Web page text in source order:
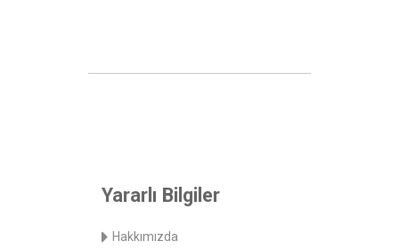
Yararlı Bilgiler
Hakkımızda